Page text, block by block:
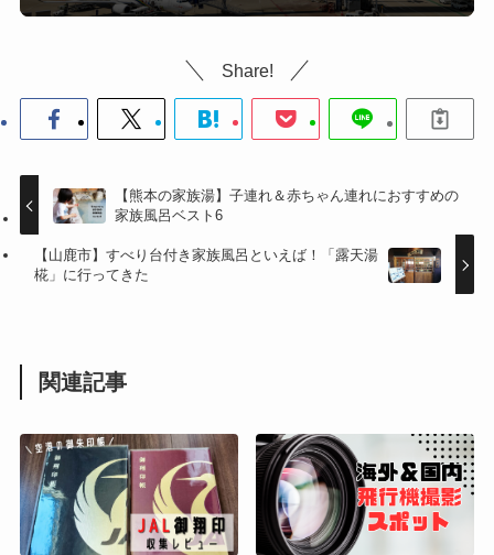
Share!
【熊本の家族湯】子連れ＆赤ちゃん連れにおすすめの
家族風呂ベスト6
【山鹿市】すべり台付き家族風呂といえば！「露天湯
椛」に行ってきた
関連記事